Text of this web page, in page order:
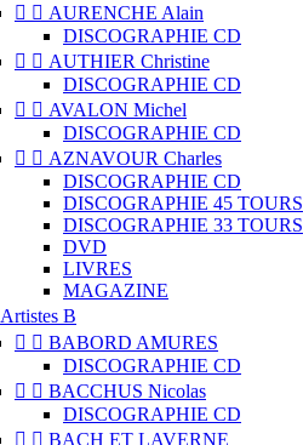
  AURENCHE Alain
DISCOGRAPHIE CD
  AUTHIER Christine
DISCOGRAPHIE CD
  AVALON Michel
DISCOGRAPHIE CD
  AZNAVOUR Charles
DISCOGRAPHIE CD
DISCOGRAPHIE 45 TOURS
DISCOGRAPHIE 33 TOURS
DVD
LIVRES
MAGAZINE
Artistes B
  BABORD AMURES
DISCOGRAPHIE CD
  BACCHUS Nicolas
DISCOGRAPHIE CD
  BACH ET LAVERNE